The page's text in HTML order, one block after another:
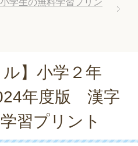
学生の無料学習プリン
ル】小学２年
年度版 漢字
習プリント